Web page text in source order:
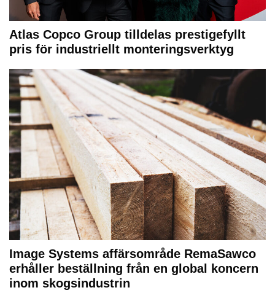
Atlas Copco Group tilldelas prestigefyllt
pris för industriellt monteringsverktyg
Image Systems affärsområde RemaSawco
erhåller beställning från en global koncern
inom skogsindustrin